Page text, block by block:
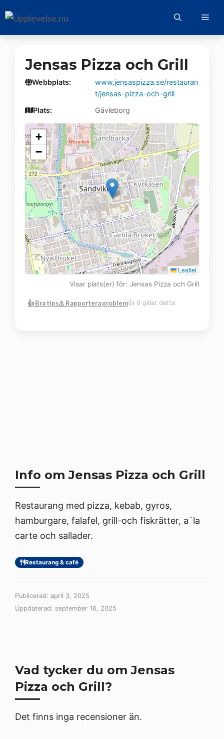
till
innehåll
Jensas Pizza och Grill
Webbplats:
www.jensaspizza.se/restauran
t/jensas-pizza-och-grill
Plats:
Gävleborg
+
−
Leaflet
Visar plats(er) för: Jensas Pizza och Grill
👍 Bra tips⚠️ Rapportera problem👍 0 gillar detta
Info om Jensas Pizza och Grill
Restaurang med pizza, kebab, gyros,
hamburgare, falafel, grill-och fiskrätter, a´la
carte och sallader.
Restaurang & café
Publicerad: april 3, 2025
Uppdaterad: september 16, 2025
Vad tycker du om Jensas
Pizza och Grill?
Det finns inga recensioner än.